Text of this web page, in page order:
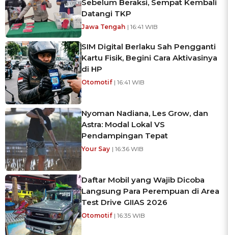
Sebelum Beraksi, Sempat Kembali
Datangi TKP
Jawa Tengah | 16:41 WIB
SIM Digital Berlaku Sah Pengganti
Kartu Fisik, Begini Cara Aktivasinya
di HP
Otomotif | 16:41 WIB
Nyoman Nadiana, Les Grow, dan
Astra: Modal Lokal VS
Pendampingan Tepat
Your Say | 16:36 WIB
Daftar Mobil yang Wajib Dicoba
Langsung Para Perempuan di Area
Test Drive GIIAS 2026
Otomotif | 16:35 WIB